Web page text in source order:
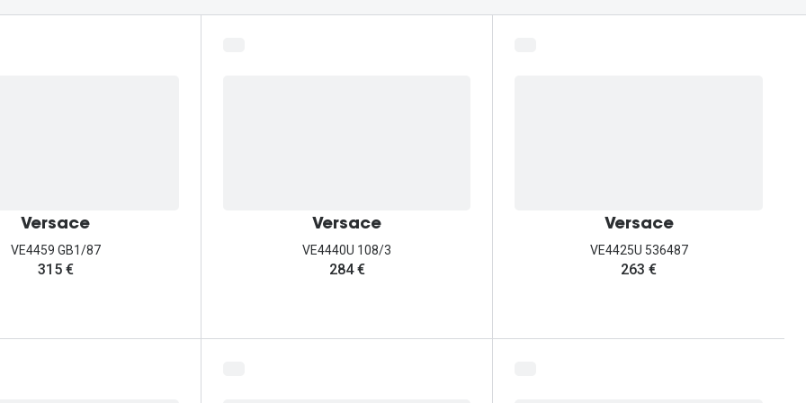
Ver todas
Todas as marcas
Versace
VE4459 GB1/87
315 €
Versace
VE4440U 108/3
284 €
Versace
VE4425U 536487
263 €